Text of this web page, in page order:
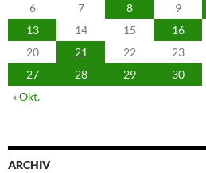
6
7 8 9
13
14 15 16
20
21 22 23
27
28 29
30
« Okt.
ARCHIV